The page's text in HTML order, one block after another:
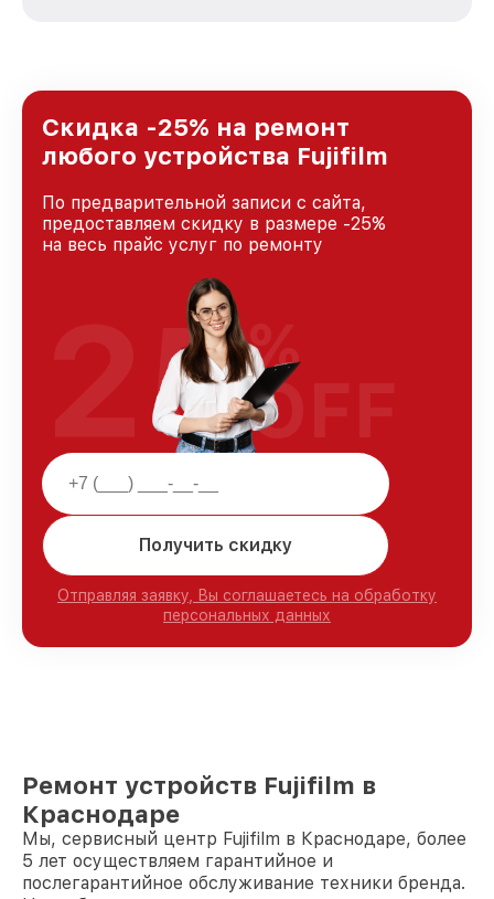
Краснодаре, постоянно повышая уровень
доверия и лояльности наших клиентов.
Скидка -25% на ремонт
любого устройства Fujifilm
По предварительной записи с сайта,
предоставляем скидку в размере -25%
на весь прайс услуг по ремонту
Получить скидку
Отправляя заявку, Вы соглашаетесь на обработку
персональных данных
25%
OFF
Ремонт устройств Fujifilm в
Краснодаре
Мы, сервисный центр Fujifilm в Краснодаре, более
5 лет осуществляем гарантийное и
послегарантийное обслуживание техники бренда.